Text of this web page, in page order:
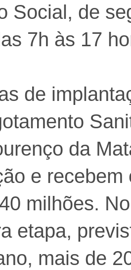
Social, de
7h às 17
de
da
e recebem
milhões.
etapa,
mais de